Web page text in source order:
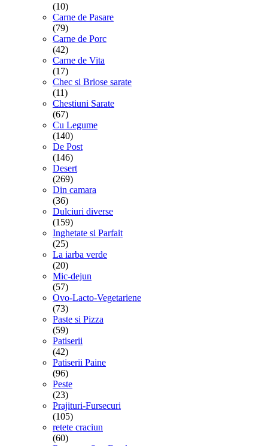
(10)
Carne de Pasare
(79)
Carne de Porc
(42)
Carne de Vita
(17)
Chec si Briose sarate
(11)
Chestiuni Sarate
(67)
Cu Legume
(140)
De Post
(146)
Desert
(269)
Din camara
(36)
Dulciuri diverse
(159)
Inghetate si Parfait
(25)
La iarba verde
(20)
Mic-dejun
(57)
Ovo-Lacto-Vegetariene
(73)
Paste si Pizza
(59)
Patiserii
(42)
Patiserii Paine
(96)
Peste
(23)
Prajituri-Fursecuri
(105)
retete craciun
(60)